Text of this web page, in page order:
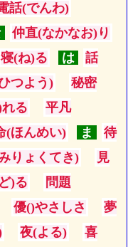
話(でんわ)
仲直(なかなお)り
寝(ね)る は
話
つよう)
秘密
る
平凡
(ほんめい) ま
待
りょくてき)
見
)る
問題
優()やさしさ
夢
夜(よる)
喜